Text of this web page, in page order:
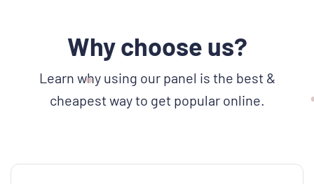
Why choose us?
Learn why using our panel is the best &
cheapest way to get popular online.